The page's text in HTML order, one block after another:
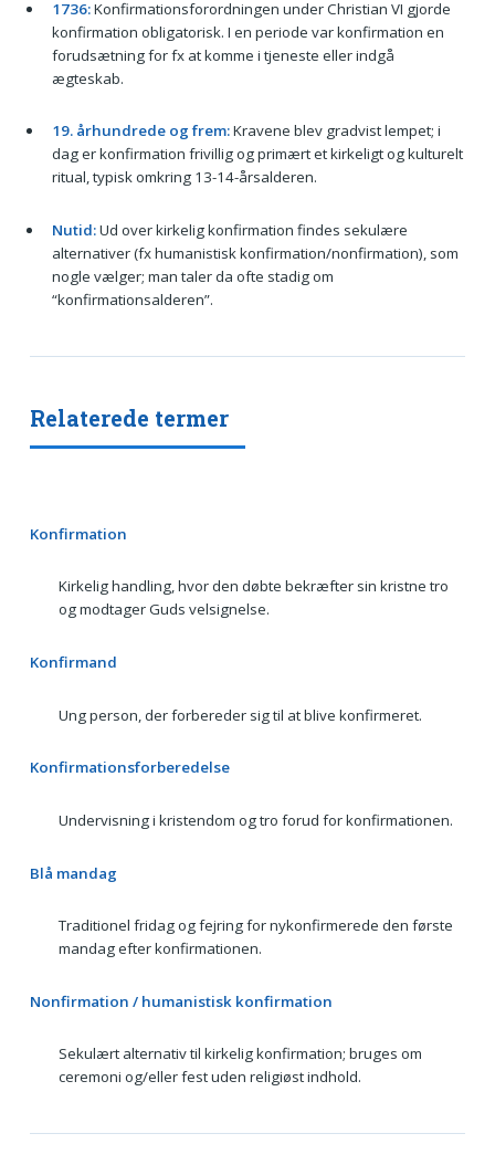
1736:Konfirmationsforordningen under Christian VI gjorde
konfirmation obligatorisk. I en periode var konfirmation en
forudsætning for fx at komme i tjeneste eller indgå
ægteskab.
19. århundrede og frem:Kravene blev gradvist lempet; i
dag er konfirmation frivillig og primært et kirkeligt og kulturelt
ritual, typisk omkring 13-14-årsalderen.
Nutid:Ud over kirkelig konfirmation findes sekulære
alternativer (fx humanistisk konfirmation/nonfirmation), som
nogle vælger; man taler da ofte stadig om
“konfirmationsalderen”.
Relaterede termer
Konfirmation
Kirkelig handling, hvor den døbte bekræfter sin kristne tro
og modtager Guds velsignelse.
Konfirmand
Ung person, der forbereder sig til at blive konfirmeret.
Konfirmationsforberedelse
Undervisning i kristendom og tro forud for konfirmationen.
Blå mandag
Traditionel fridag og fejring for nykonfirmerede den første
mandag efter konfirmationen.
Nonfirmation / humanistisk konfirmation
Sekulært alternativ til kirkelig konfirmation; bruges om
ceremoni og/eller fest uden religiøst indhold.